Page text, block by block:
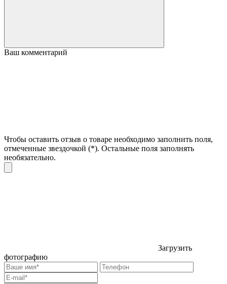
Ваш комментарий
Чтобы оставить отзыв о товаре необходимо заполнить поля,
отмеченные звездочкой (*). Остальные поля заполнять
необязательно.
Загрузить
фотографию